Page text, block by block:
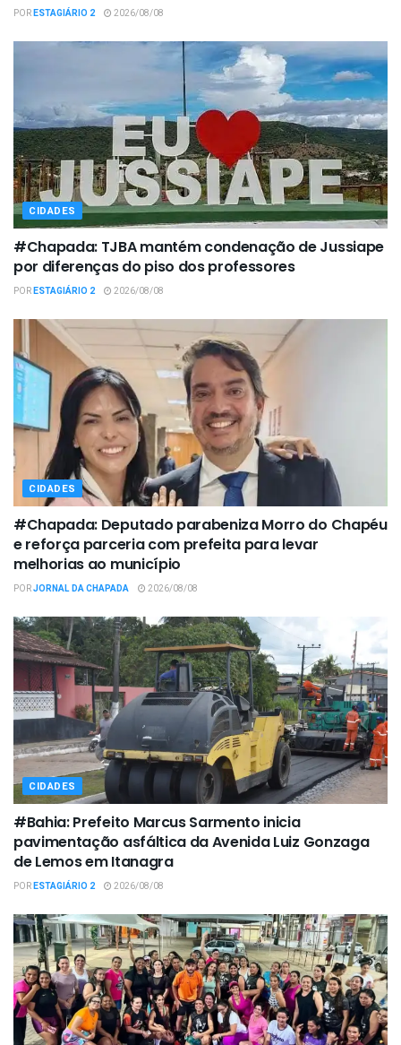
PORESTAGIÁRIO 2 2026/08/08
CIDADES
#Chapada: TJBA mantém condenação de Jussiape
por diferenças do piso dos professores
PORESTAGIÁRIO 2 2026/08/08
CIDADES
#Chapada: Deputado parabeniza Morro do Chapéu
e reforça parceria com prefeita para levar
melhorias ao município
PORJORNAL DA CHAPADA 2026/08/08
CIDADES
#Bahia: Prefeito Marcus Sarmento inicia
pavimentação asfáltica da Avenida Luiz Gonzaga
de Lemos em Itanagra
PORESTAGIÁRIO 2 2026/08/08